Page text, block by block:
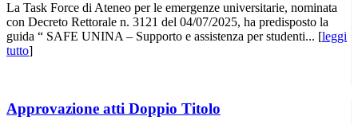
La Task Force di Ateneo per le emergenze universitarie, nominata
con Decreto Rettorale n. 3121 del 04/07/2025, ha predisposto la
guida “ SAFE UNINA – Supporto e assistenza per studenti... [leggi
tutto]
Approvazione atti Doppio Titolo